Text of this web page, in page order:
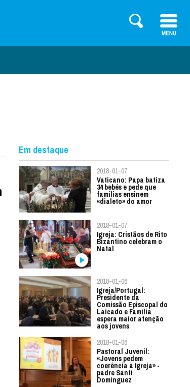
Em destaque
2018-01-07
Vaticano: Papa batiza
34 bebés e pede que
famílias ensinem
«dialeto» do amor
2018-01-07
Igreja: Cristãos de Rito
Bizantino celebram o
Natal
2018-01-06
Igreja/Portugal:
Presidente da
Comissão Episcopal do
Laicado e Família
espera maior atenção
aos jovens
2018-01-06
Pastoral Juvenil:
«Jovens pedem
coerência à Igreja» -
padre Santi
Dominguez